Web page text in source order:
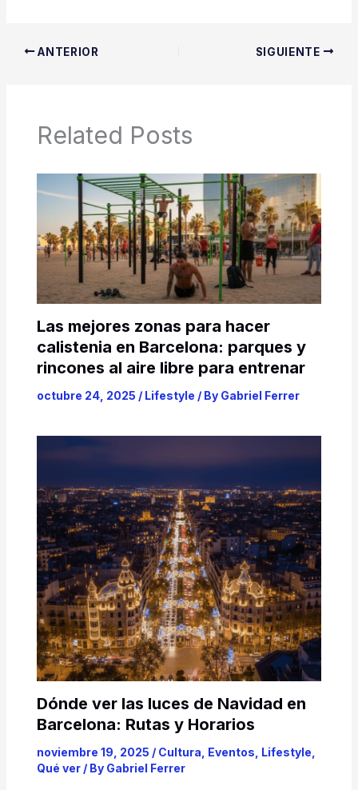
ANTERIOR SIGUIENTE
Related Posts
Las mejores zonas para hacer
calistenia en Barcelona: parques y
rincones al aire libre para entrenar
octubre 24, 2025 / Lifestyle / By Gabriel Ferrer
Dónde ver las luces de Navidad en
Barcelona: Rutas y Horarios
noviembre 19, 2025 / Cultura Eventos Lifestyle
Qué ver/ By Gabriel Ferrer